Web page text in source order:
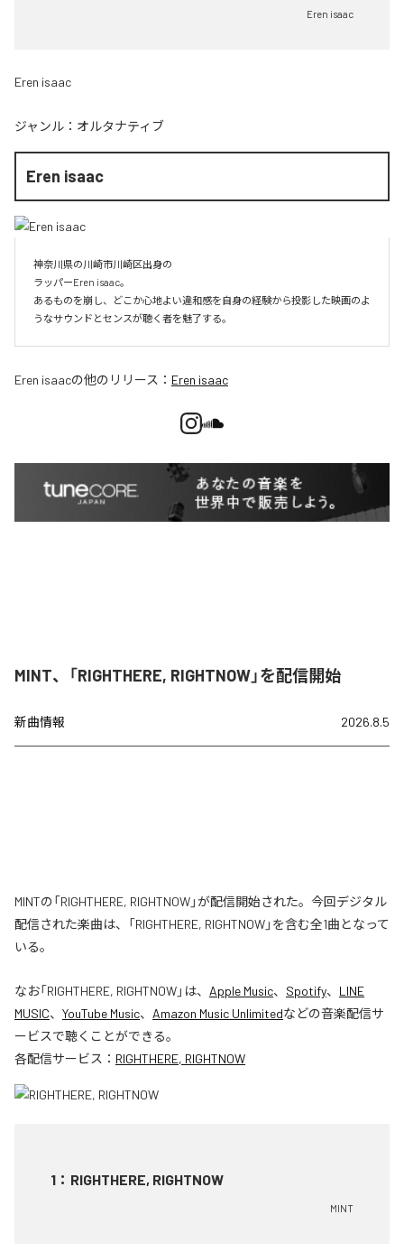
Eren isaac
Eren isaac
ジャンル： オルタナティブ
Eren isaac
神奈川県の川崎市川崎区出身の
ラッパーEren isaac。
あるものを崩し、どこか心地よい違和感を自身の経験から投影した映画のよ
うなサウンドとセンスが聴く者を魅了する。
Eren isaacの他のリリース： Eren isaac
MINT、「RIGHTHERE, RIGHTNOW」を配信開始
新曲情報 2026.8.5
MINTの「RIGHTHERE, RIGHTNOW」が配信開始された。今回デジタル
配信された楽曲は、「RIGHTHERE, RIGHTNOW」を含む全1曲となって
いる。
なお「RIGHTHERE, RIGHTNOW」は、 Apple Music、 Spotify、 LINE
MUSIC、 YouTube Music、 Amazon Music Unlimitedなどの音楽配信サ
ービスで聴くことができる。
各配信サービス： RIGHTHERE, RIGHTNOW
1 ： RIGHTHERE, RIGHTNOW
MINT